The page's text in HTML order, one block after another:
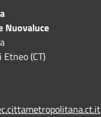
Nuovaluce
(CT)